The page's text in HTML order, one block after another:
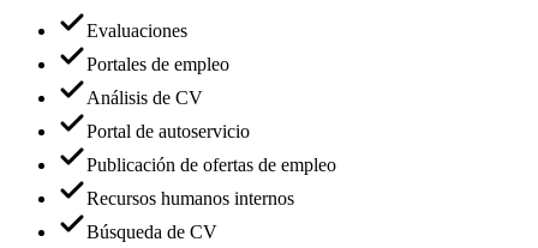
Evaluaciones
Portales de empleo
Análisis de CV
Portal de autoservicio
Publicación de ofertas de empleo
Recursos humanos internos
Búsqueda de CV